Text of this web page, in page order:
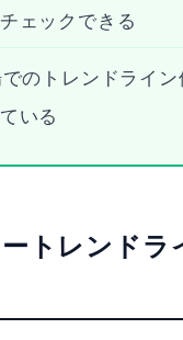
ェックできる
のトレンドライ
いる
トレンドラ